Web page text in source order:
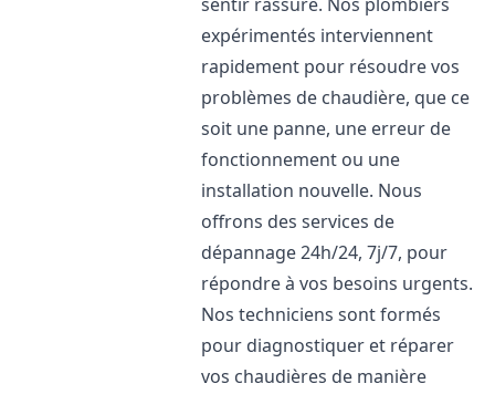
expérimentés interviennent
rapidement pour résoudre vos
problèmes de chaudière, que ce
soit une panne, une erreur de
fonctionnement ou une
installation nouvelle. Nous
offrons des services de
dépannage 24h/24, 7j/7, pour
répondre à vos besoins urgents.
Nos techniciens sont formés
pour diagnostiquer et réparer
vos chaudières de manière